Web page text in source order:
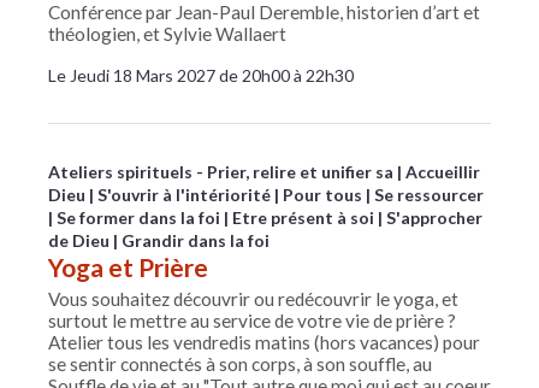
Conférence par Jean-Paul Deremble, historien d’art et
théologien, et Sylvie Wallaert
Le Jeudi 18 Mars 2027 de 20h00 à 22h30
Ateliers spirituels - Prier, relire et unifier sa
Accueillir
Dieu
S'ouvrir à l'intériorité Pour tous
Se ressourcer
Se former dans la foi
Etre présent à soi
S'approcher
de Dieu
Grandir dans la foi
Yoga et Prière
Vous souhaitez découvrir ou redécouvrir le yoga, et
surtout le mettre au service de votre vie de prière ?
Atelier tous les vendredis matins (hors vacances) pour
se sentir connectés à son corps, à son souffle, au